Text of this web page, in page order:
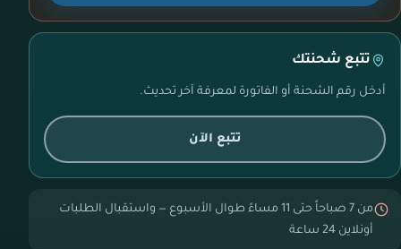
تتبع شحنتك
أدخل رقم الشحنة أو الفاتورة لمعرفة آخر تحديث.
تتبع الآن
من 7 صباحاً حتى 11 مساءً طوال الأسبوع — واستقبال الطلبات
أونلاين 24 ساعة